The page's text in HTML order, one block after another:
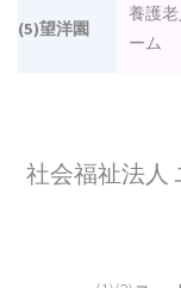
(5)望洋園
養護
ーム
社会福祉法人